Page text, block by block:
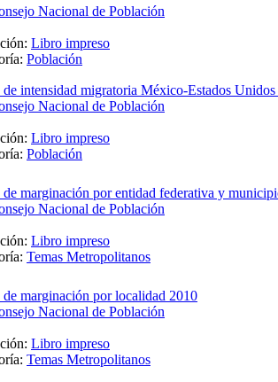
Nacional de Población
Libro impreso
Población
intensidad migratoria México-Estados
Nacional de Población
Libro impreso
Población
marginación por entidad federativa y
Nacional de Población
Libro impreso
Temas Metropolitanos
marginación por localidad 2010
Nacional de Población
Libro impreso
Temas Metropolitanos